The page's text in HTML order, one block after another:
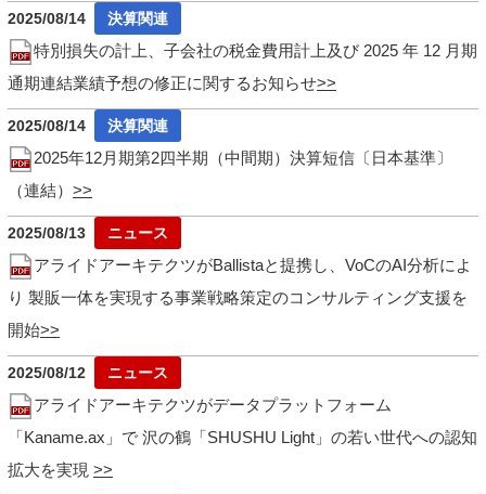
2025/08/14
特別損失の計上、子会社の税金費用計上及び 2025 年 12 月期
通期連結業績予想の修正に関するお知らせ
2025/08/14
2025年12月期第2四半期（中間期）決算短信〔日本基準〕
（連結）
2025/08/13
アライドアーキテクツがBallistaと提携し、VoCのAI分析によ
り 製販一体を実現する事業戦略策定のコンサルティング支援を
開始
2025/08/12
アライドアーキテクツがデータプラットフォーム
「Kaname.ax」で 沢の鶴「SHUSHU Light」の若い世代への認知
拡大を実現